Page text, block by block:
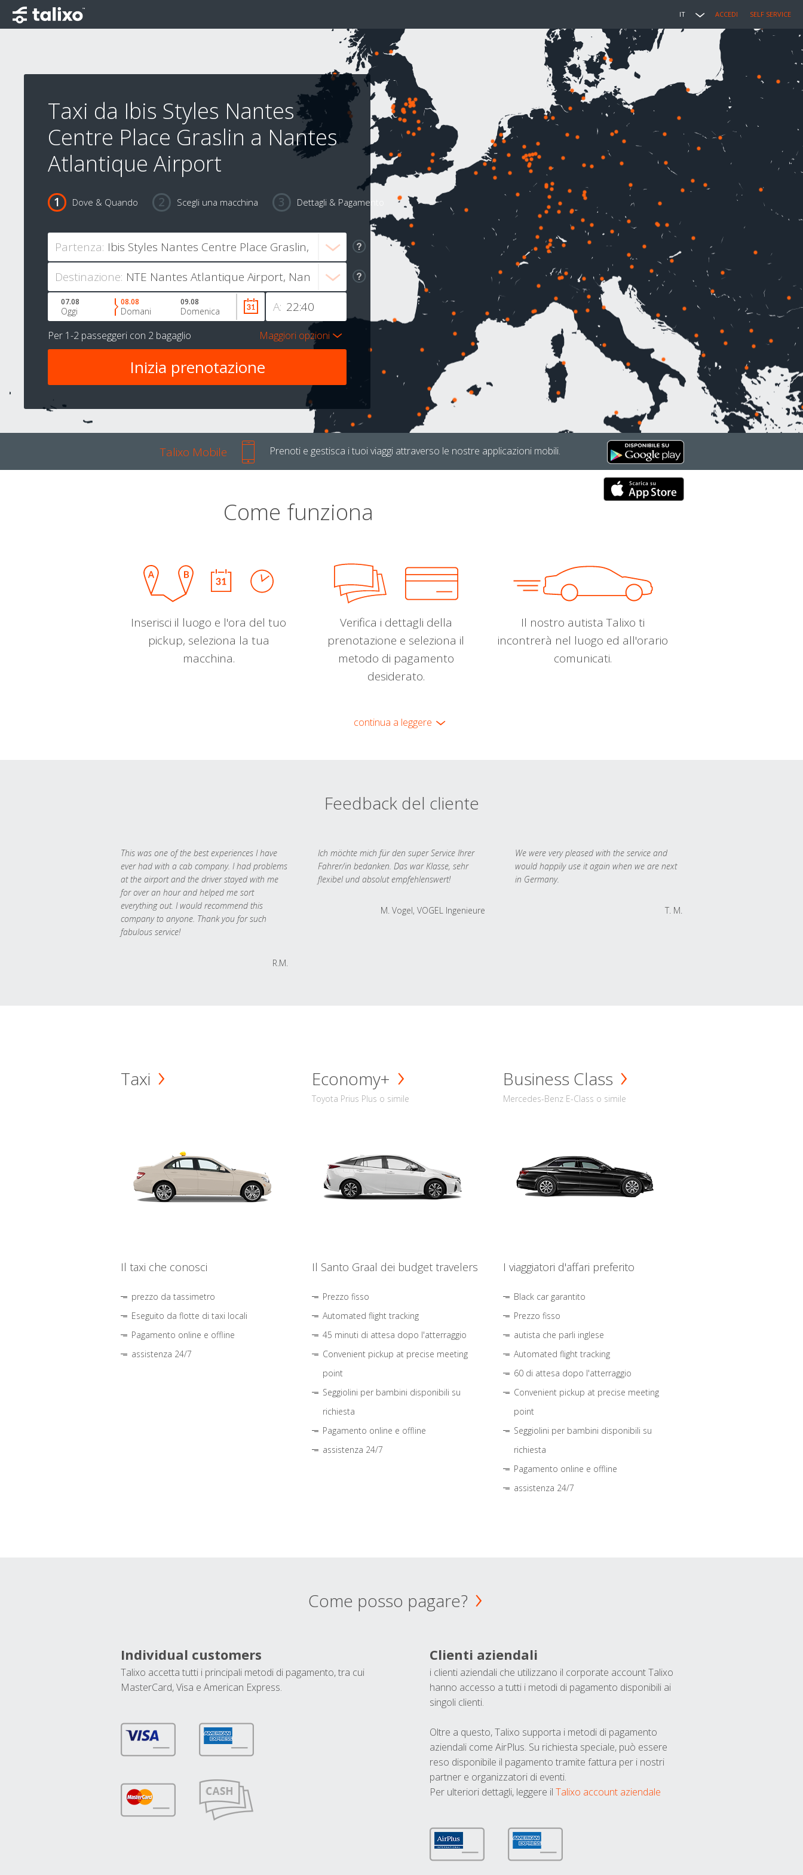
IT ACCEDI SELF SERVICE
Taxi da Ibis Styles Nantes
Centre Place Graslin a Nantes
Atlantique Airport
Dove & Quando Scegli una macchina Dettagli & Pagamento
Partenza:
Destinazione:
A:
07.08
Oggi
08.08
Domani
09.08
Domenica
Per 1-2 passeggeri con 2 bagaglio Maggiori opzioni
Talixo Mobile Prenoti e gestisca i tuoi viaggi attraverso le nostre applicazioni mobili.
Come funziona
Inserisci il luogo e l'ora del tuo
pickup, seleziona la tua
macchina.
Verifica i dettagli della
prenotazione e seleziona il
metodo di pagamento
desiderato.
Il nostro autista Talixo ti
incontrerà nel luogo ed all'orario
comunicati.
continua a leggere
Feedback del cliente
This was one of the best experiences I have
ever had with a cab company. I had problems
at the airport and the driver stayed with me
for over an hour and helped me sort
everything out. I would recommend this
company to anyone. Thank you for such
fabulous service!
R.M.
Ich möchte mich für den super Service Ihrer
Fahrer/in bedanken. Das war Klasse, sehr
flexibel und absolut empfehlenswert!
M. Vogel, VOGEL Ingenieure
We were very pleased with the service and
would happily use it again when we are next
in Germany.
T. M.
Taxi
Il taxi che conosci
prezzo da tassimetro
Eseguito da flotte di taxi locali
Pagamento online e offline
assistenza 24/7
Economy+
Toyota Prius Plus o simile
Il Santo Graal dei budget travelers
Prezzo fisso
Automated flight tracking
45 minuti di attesa dopo l'atterraggio
Convenient pickup at precise meeting
point
Seggiolini per bambini disponibili su
richiesta
Pagamento online e offline
assistenza 24/7
Business Class
Mercedes-Benz E-Class o simile
I viaggiatori d'affari preferito
Black car garantito
Prezzo fisso
autista che parli inglese
Automated flight tracking
60 di attesa dopo l'atterraggio
Convenient pickup at precise meeting
point
Seggiolini per bambini disponibili su
richiesta
Pagamento online e offline
assistenza 24/7
Come posso pagare?
Individual customers
Talixo accetta tutti i principali metodi di pagamento, tra cui
MasterCard, Visa e American Express.
Clienti aziendali
i clienti aziendali che utilizzano il corporate account Talixo
hanno accesso a tutti i metodi di pagamento disponibili ai
singoli clienti.
Oltre a questo, Talixo supporta i metodi di pagamento
aziendali come AirPlus. Su richiesta speciale, può essere
reso disponibile il pagamento tramite fattura per i nostri
partner e organizzatori di eventi.
Per ulteriori dettagli, leggere il Talixo account aziendale